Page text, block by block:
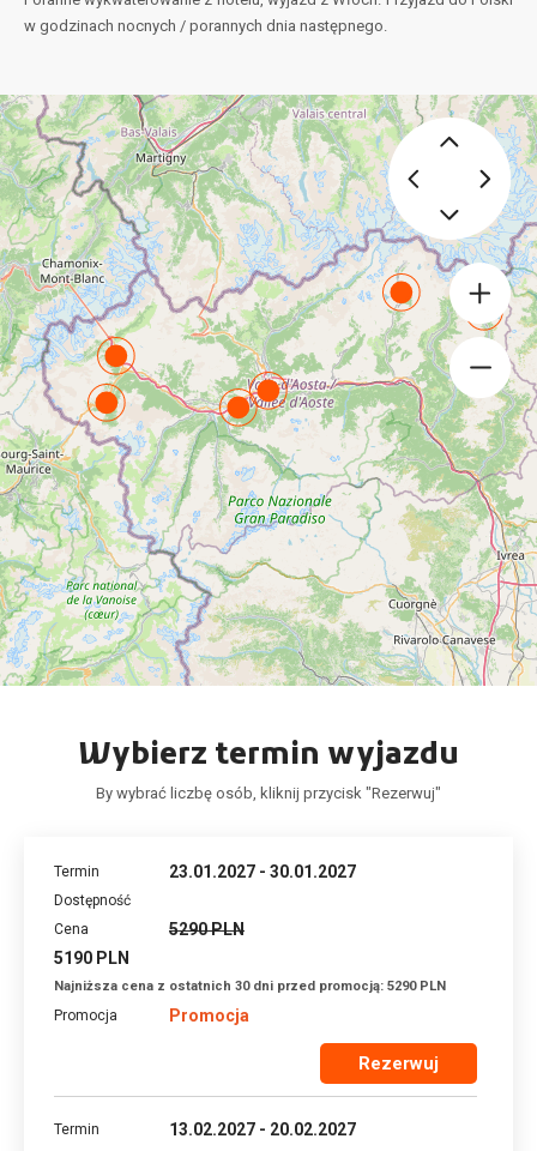
w godzinach nocnych / porannych dnia następnego.
Wybierz termin wyjazdu
By wybrać liczbę osób, kliknij przycisk "Rezerwuj"
23.01.2027 - 30.01.2027
5290 PLN
5190 PLN
Najniższa cena z ostatnich 30 dni przed promocją: 5290 PLN
Promocja
Rezerwuj
13.02.2027 - 20.02.2027